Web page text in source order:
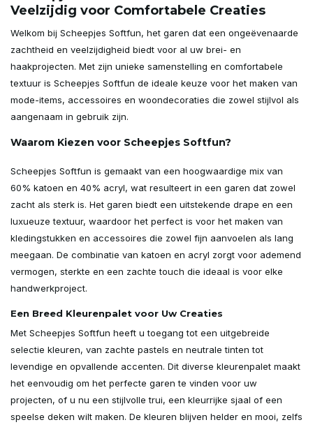
Veelzijdig voor Comfortabele Creaties
Welkom bij Scheepjes Softfun, het garen dat een ongeëvenaarde
zachtheid en veelzijdigheid biedt voor al uw brei- en
haakprojecten. Met zijn unieke samenstelling en comfortabele
textuur is Scheepjes Softfun de ideale keuze voor het maken van
mode-items, accessoires en woondecoraties die zowel stijlvol als
aangenaam in gebruik zijn.
Waarom Kiezen voor Scheepjes Softfun?
Scheepjes Softfun is gemaakt van een hoogwaardige mix van
60% katoen en 40% acryl, wat resulteert in een garen dat zowel
zacht als sterk is. Het garen biedt een uitstekende drape en een
luxueuze textuur, waardoor het perfect is voor het maken van
kledingstukken en accessoires die zowel fijn aanvoelen als lang
meegaan. De combinatie van katoen en acryl zorgt voor ademend
vermogen, sterkte en een zachte touch die ideaal is voor elke
handwerkproject.
Een Breed Kleurenpalet voor Uw Creaties
Met Scheepjes Softfun heeft u toegang tot een uitgebreide
selectie kleuren, van zachte pastels en neutrale tinten tot
levendige en opvallende accenten. Dit diverse kleurenpalet maakt
het eenvoudig om het perfecte garen te vinden voor uw
projecten, of u nu een stijlvolle trui, een kleurrijke sjaal of een
speelse deken wilt maken. De kleuren blijven helder en mooi, zelfs